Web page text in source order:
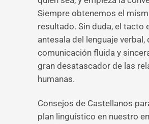
Siempre obtenemos el
resultado. Sin duda, el tacto
antesala del lenguaje verbal,
comunicación fluida y
gran desatascador de las
humanas.
Consejos de Castellanos
plan linguístico en nuestro